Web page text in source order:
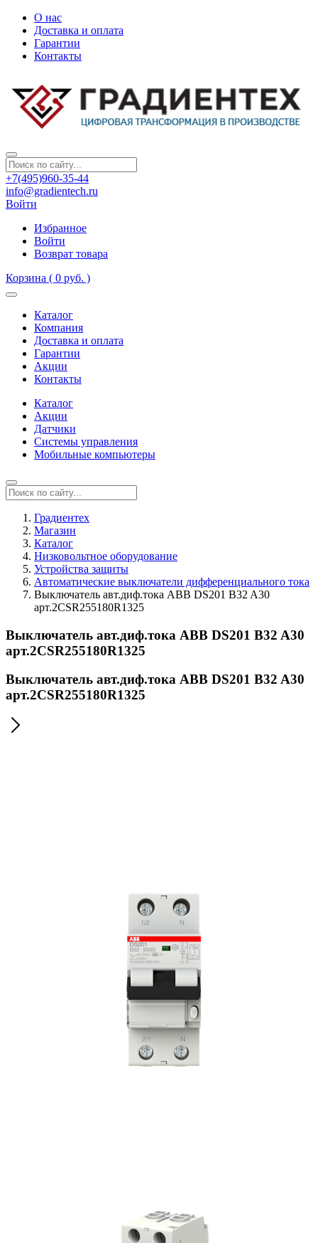
О нас
Доставка и оплата
Гарантии
Контакты
+7(495)960-35-44
info@gradientech.ru
Войти
Избранное
Войти
Возврат товара
Корзина ( 0 руб. )
Каталог
Компания
Доставка и оплата
Гарантии
Акции
Контакты
Каталог
Акции
Датчики
Системы управления
Мобильные компьютеры
Градиентех
Магазин
Каталог
Низковольтное оборудование
Устройства защиты
Автоматические выключатели дифференциального тока
Выключатель авт.диф.тока ABB DS201 B32 A30
арт.2CSR255180R1325
Выключатель авт.диф.тока ABB DS201 B32 A30
арт.2CSR255180R1325
Выключатель авт.диф.тока ABB DS201 B32 A30
арт.2CSR255180R1325